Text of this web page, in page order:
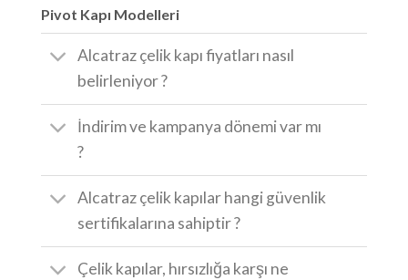
Pivot Kapı Modelleri
Alcatraz çelik kapı fiyatları nasıl
belirleniyor ?
İndirim ve kampanya dönemi var mı
?
Alcatraz çelik kapılar hangi güvenlik
sertifikalarına sahiptir ?
Çelik kapılar, hırsızlığa karşı ne